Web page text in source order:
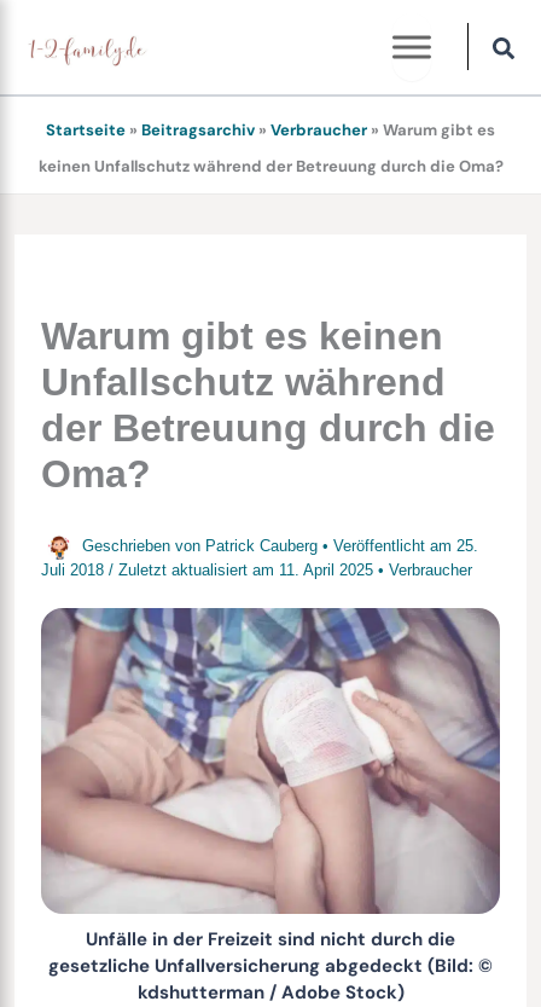
Inhalt
springen
Startseite » Beitragsarchiv » Verbraucher » Warum gibt es
keinen Unfallschutz während der Betreuung durch die Oma?
Warum gibt es keinen
Unfallschutz während
der Betreuung durch die
Oma?
Geschrieben von Patrick Cauberg • Veröffentlicht am 25.
Juli 2018 / Zuletzt aktualisiert am 11. April 2025• Verbraucher
Unfälle in der Freizeit sind nicht durch die
gesetzliche Unfallversicherung abgedeckt (Bild: ©
kdshutterman / Adobe Stock)